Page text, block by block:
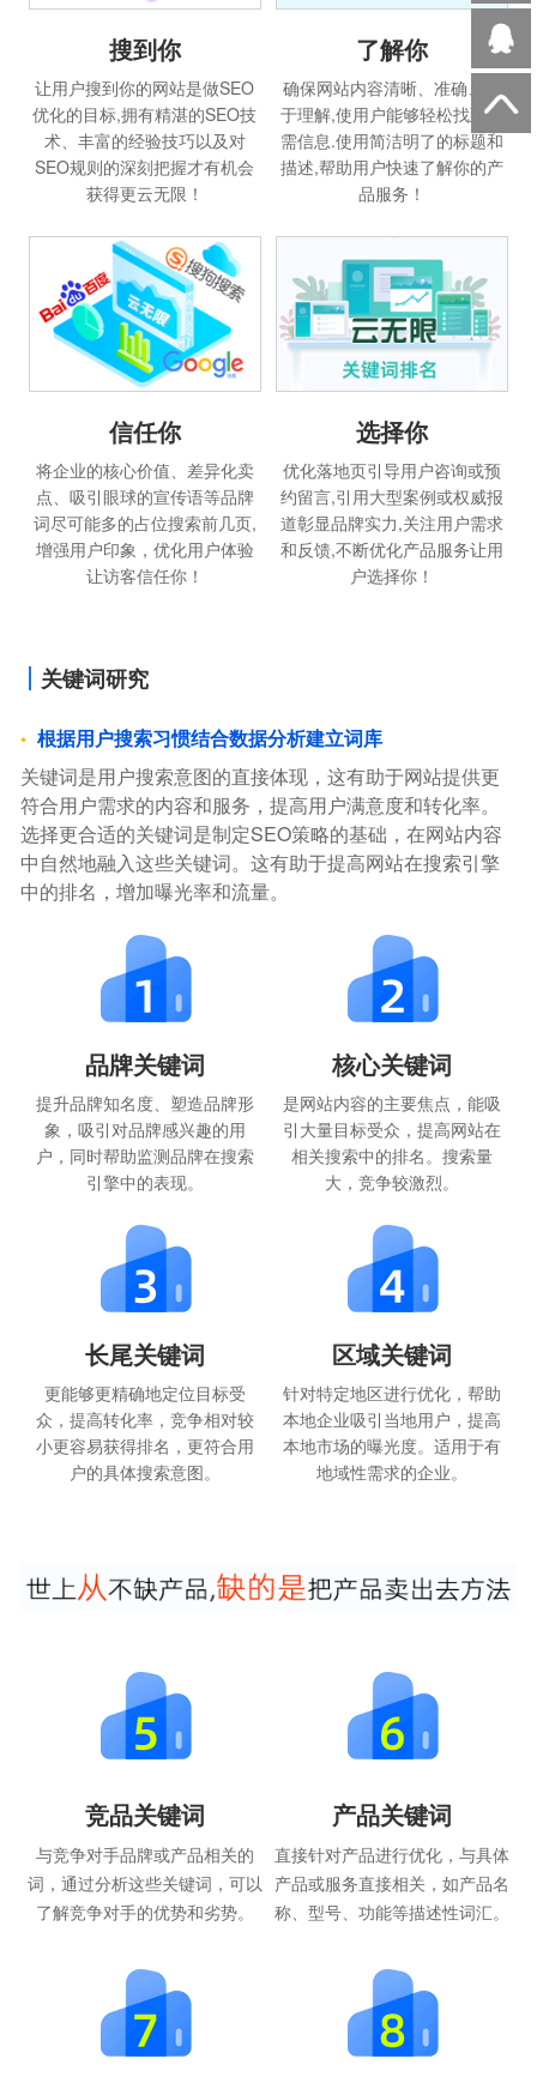
搜到你
让用户搜到你的网站是做SEO
优化的目标,拥有精湛的SEO技
术、丰富的经验技巧以及对
SEO规则的深刻把握才有机会
获得更云无限！
了解你
确保网站内容清晰、准确、易
于理解,使用户能够轻松找到所
需信息.使用简洁明了的标题和
描述,帮助用户快速了解你的产
品服务！
信任你
将企业的核心价值、差异化卖
点、吸引眼球的宣传语等品牌
词尽可能多的占位搜索前几页,
增强用户印象，优化用户体验
让访客信任你！
选择你
优化落地页引导用户咨询或预
约留言,引用大型案例或权威报
道彰显品牌实力,关注用户需求
和反馈,不断优化产品服务让用
户选择你！
关键词研究
根据用户搜索习惯结合数据分析建立词库
关键词是用户搜索意图的直接体现，这有助于网站提供更
符合用户需求的内容和服务，提高用户满意度和转化率。
选择更合适的关键词是制定SEO策略的基础，在网站内容
中自然地融入这些关键词。这有助于提高网站在搜索引擎
中的排名，增加曝光率和流量。
品牌关键词
提升品牌知名度、塑造品牌形
象，吸引对品牌感兴趣的用
户，同时帮助监测品牌在搜索
引擎中的表现。
核心关键词
是网站内容的主要焦点，能吸
引大量目标受众，提高网站在
相关搜索中的排名。搜索量
大，竞争较激烈。
长尾关键词
更能够更精确地定位目标受
众，提高转化率，竞争相对较
小更容易获得排名，更符合用
户的具体搜索意图。
区域关键词
针对特定地区进行优化，帮助
本地企业吸引当地用户，提高
本地市场的曝光度。适用于有
地域性需求的企业。
竞品关键词
与竞争对手品牌或产品相关的
词，通过分析这些关键词，可以
了解竞争对手的优势和劣势。
产品关键词
直接针对产品进行优化，与具体
产品或服务直接相关，如产品名
称、型号、功能等描述性词汇。